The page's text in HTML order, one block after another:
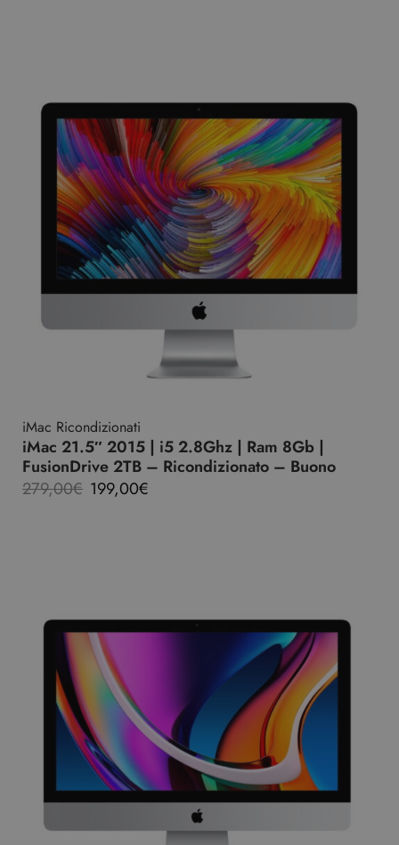
iMac Ricondizionati
iMac 21.5″ 2015 | i5 2.8Ghz | Ram 8Gb |
FusionDrive 2TB – Ricondizionato – Buono
279,00€ 199,00€